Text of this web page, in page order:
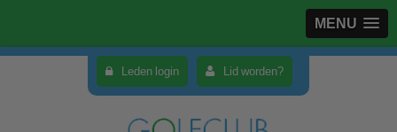
MENU
Leden login Lid worden?